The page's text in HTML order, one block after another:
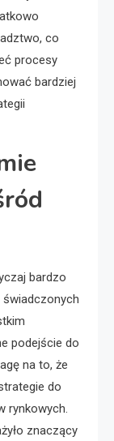
co
procesy
bardziej
bardzo
podejście do
na to, że
do
rynkowych.
znaczący